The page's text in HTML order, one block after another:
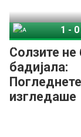
Солзите не
бадијала:
изгледаше
1-0